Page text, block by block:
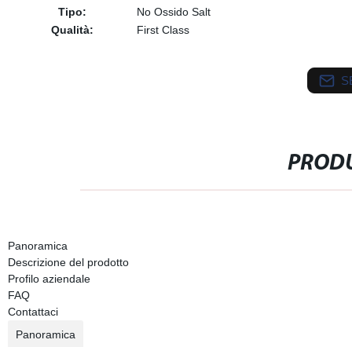
Tipo:
No Ossido Salt
Qualità:
First Class
Panoramica
Descrizione del prodotto
Profilo aziendale
FAQ
Contattaci
Panoramica